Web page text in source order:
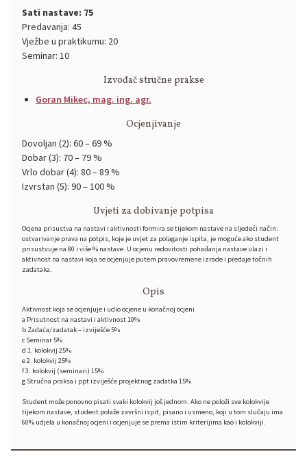
Sati nastave: 75
Predavanja: 45
Vježbe u praktikumu: 20
Seminar: 10
Izvođač stručne prakse
Goran Mikec, mag. ing. agr.
Ocjenjivanje
Dovoljan (2): 60 – 69 %
Dobar (3): 70 – 79 %
Vrlo dobar (4): 80 – 89 %
Izvrstan (5): 90 – 100 %
Uvjeti za dobivanje potpisa
Ocjena prisustva na nastavi i aktivnosti formira se tijekom nastave na sljedeći način:
ostvarivanje prava na potpis, koje je uvjet za polaganje ispita, je moguće ako student
prisustvuje na 80 i više % nastave. U ocjenu redovitosti pohađanja nastave ulazi i
aktivnost na nastavi koja se ocjenjuje putem pravovremene izrade i predaje točnih
zadataka.
Opis
Aktivnost koja se ocjenjuje i udio ocjene u konačnoj ocjeni
a Prisutnost na nastavi i aktivnost 10%
b Zadaća/zadatak – izviješće 5%
c Seminar 5%
d 1. kolokvij 25%
e 2. kolokvij 25%
f 3. kolokvij (seminari) 15%
g Stručna praksa i ppt izviješće projektnog zadatka 15%
Student može ponovno pisati svaki kolokvij još jednom. Ako ne položi sve kolokvije
tijekom nastave, student polaže završni ispit, pisano i usmeno, koji u tom slučaju ima
60% udjela u konačnoj ocjeni i ocjenjuje se prema istim kriterijima kao i kolokviji.